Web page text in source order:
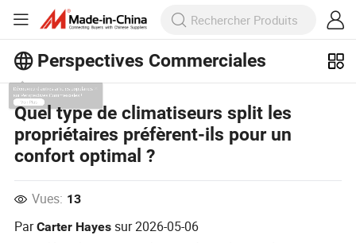
Perspectives Commerciales
Découvrez d'autres articles populaires
sur Perspectives Commerciales !
Voir Plus
Quel type de climatiseurs split les
propriétaires préfèrent-ils pour un
confort optimal ?
Vues: 13
ParCarter Hayes sur2026-05-06